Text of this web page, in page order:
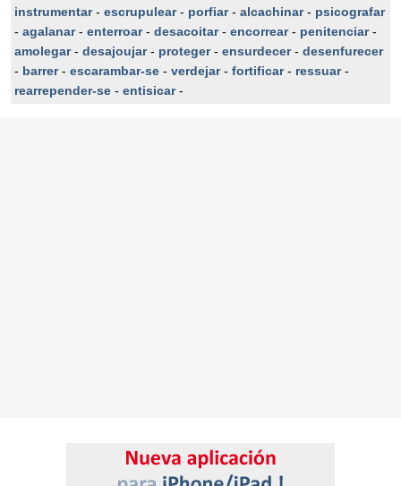
instrumentar- escrupulear- porfiar- alcachinar- psicografar
- agalanar- enterroar- desacoitar- encorrear- penitenciar-
amolegar- desajoujar- proteger- ensurdecer- desenfurecer
- barrer- escarambar-se - verdejar- fortificar- ressuar-
rearrepender-se - entisicar-